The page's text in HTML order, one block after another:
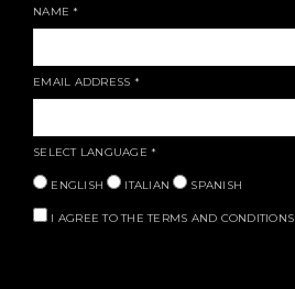
NAME*
EMAIL ADDRESS *
SELECT LANGUAGE *
ENGLISH ITALIAN SPANISH
I AGREE TO THE TERMS AND CONDITIONS